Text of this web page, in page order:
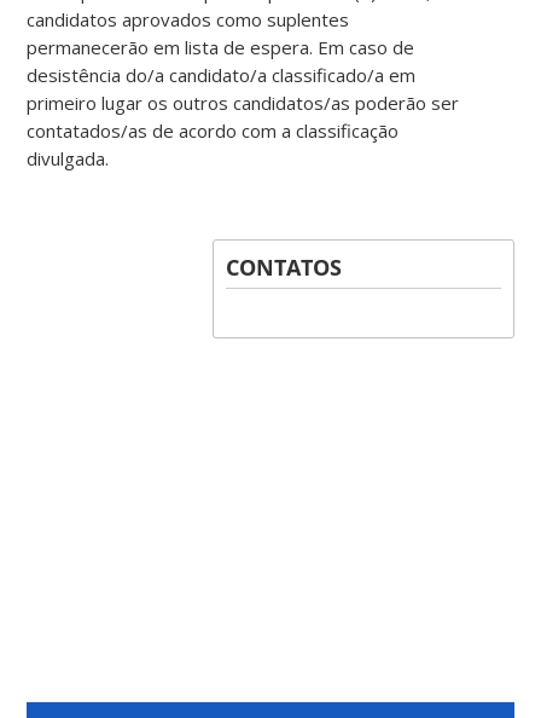
candidatos aprovados como suplentes
permanecerão em lista de espera. Em caso de
desistência do/a candidato/a classificado/a em
primeiro lugar os outros candidatos/as poderão ser
contatados/as de acordo com a classificação
divulgada.
CONTATOS